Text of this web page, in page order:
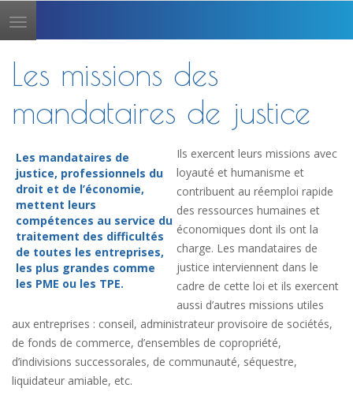
Toggle
navigation
Les missions des
mandataires de justice
Les mandataires de
justice, professionnels du
droit et de l’économie,
mettent leurs
compétences au service du
traitement des difficultés
de toutes les entreprises,
les plus grandes comme
les PME ou les TPE.
Ils exercent leurs missions avec
loyauté et humanisme et
contribuent au réemploi rapide
des ressources humaines et
économiques dont ils ont la
charge. Les mandataires de
justice interviennent dans le
cadre de cette loi et ils exercent
aussi d’autres missions utiles
aux entreprises : conseil, administrateur provisoire de sociétés,
de fonds de commerce, d’ensembles de copropriété,
d’indivisions successorales, de communauté, séquestre,
liquidateur amiable, etc.